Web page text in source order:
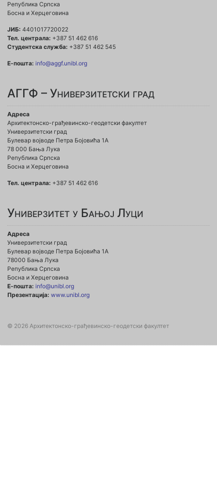
Република Српска
Босна и Херцеговина
ЈИБ: 4401017720022
Тел. централа: +387 51 462 616
Студентска служба: +387 51 462 545
Е-пошта: info@aggf.unibl.org
АГГФ – Универзитетски град
Адреса
Архитектонско-грађевинско-геодетски факултет
Универзитетски град
Булевар војводе Петра Бојовића 1A
78 000 Бања Лука
Република Српска
Босна и Херцеговина
Тел. централа: +387 51 462 616
Универзитет у Бањој Луци
Адреса
Универзитетски град
Булевар војводе Петра Бојовића 1А
78000 Бања Лука
Република Српска
Босна и Херцеговина
Е-пошта: info@unibl.org
Презентација: www.unibl.org
© 2026 Архитектонско-грађевинско-геодетски факултет